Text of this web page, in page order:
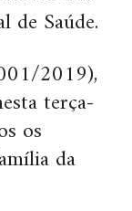
de Saúde.
2019),
terça-
os
da